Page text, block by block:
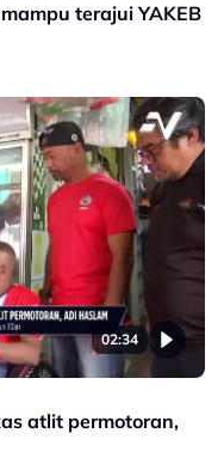
terajui YAKEB
02:34
atlit permotoran,